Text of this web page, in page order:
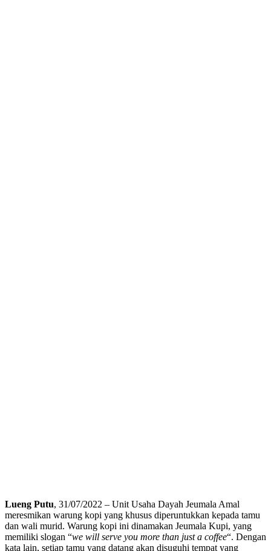
Lueng Putu, 31/07/2022 – Unit Usaha Dayah Jeumala Amal
meresmikan warung kopi yang khusus diperuntukkan kepada tamu
dan wali murid. Warung kopi ini dinamakan Jeumala Kupi, yang
memiliki slogan “we will serve you more than just a coffee“. Dengan
kata lain, setiap tamu yang datang akan disuguhi tempat yang